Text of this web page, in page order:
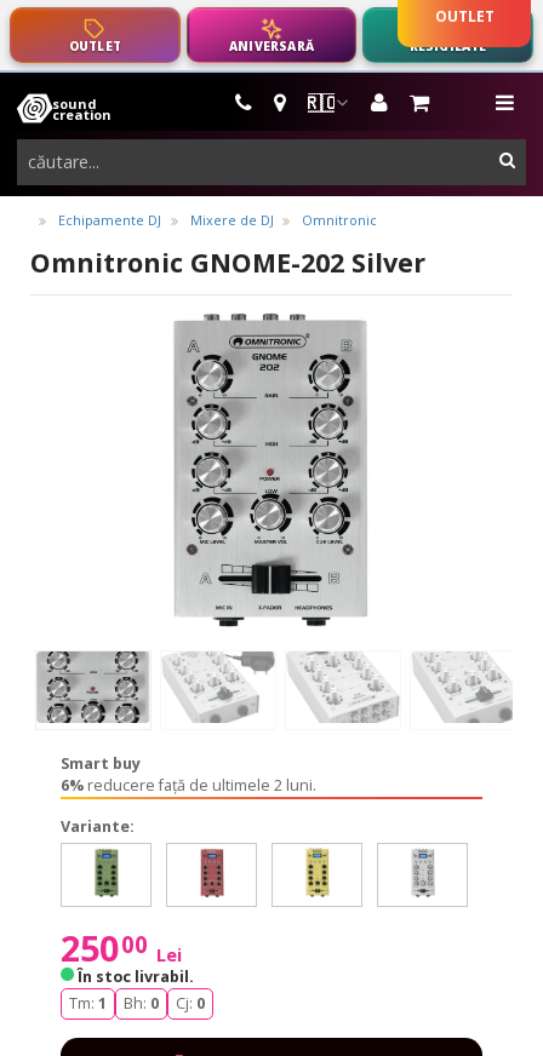
OUTLET ANIVERSARĂ RESIGILATE
🇷🇴
sound
creation
instrumente
muzicale,
echipamente
pro-
audio
Echipamente DJ Mixere de DJ Omnitronic
Omnitronic GNOME-202 Silver
OUTLET
Smart buy
6% reducere față de ultimele 2 luni.
Variante:
GNOME-
202P
Green
GNOME-
202P
Green
GNOME-
202P
Red
GNOME-
202P
Red
GNOME-
202P
Gold
GNOME-
202P
Gold
GNOME-
202P
Silver
GNOME-
202P
Silver
25000 Lei
În stoc livrabil.
Tm: 1 Bh: 0 Cj: 0